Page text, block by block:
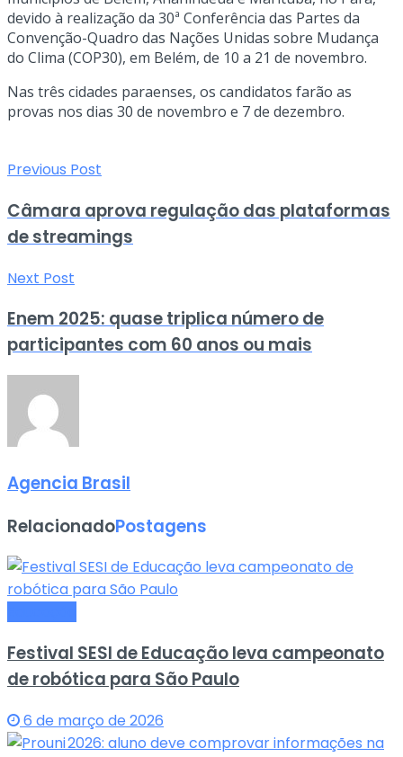
devido à realização da 30ª Conferência das Partes da
Convenção-Quadro das Nações Unidas sobre Mudança
do Clima (COP30), em Belém, de 10 a 21 de novembro.
Nas três cidades paraenses, os candidatos farão as
provas nos dias 30 de novembro e 7 de dezembro.
Previous Post
Câmara aprova regulação das plataformas
de streamings
Next Post
Enem 2025: quase triplica número de
participantes com 60 anos ou mais
Agencia Brasil
RelacionadoPostagens
Festival SESI de Educação leva campeonato
de robótica para São Paulo
6 de março de 2026